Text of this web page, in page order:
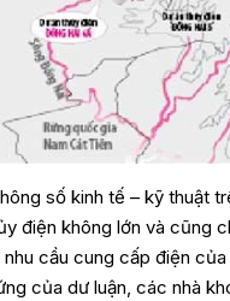
số kinh tế – kỹ thuật
điện không lớn và cũng
cầu cung cấp điện của
của dư luận, các nhà